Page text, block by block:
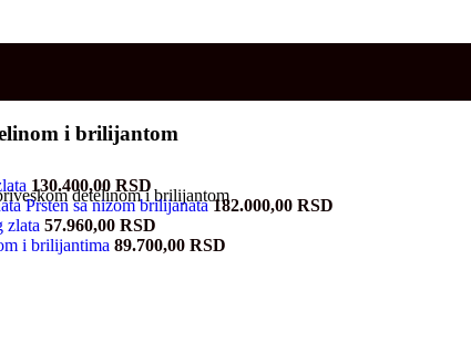
130.400,00 RSD
Prsten sa nizom brilijanata182.000,00 RSD
zlata 57.960,00 RSD
i brilijantima 89.700,00 RSD
i brilijantom
detelinom i brilijantom